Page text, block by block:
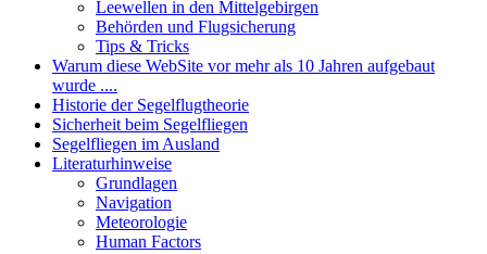
Leewellen in den Mittelgebirgen
Behörden und Flugsicherung
Tips & Tricks
Warum diese WebSite vor mehr als 10 Jahren aufgebaut
wurde ....
Historie der Segelflugtheorie
Sicherheit beim Segelfliegen
Segelfliegen im Ausland
Literaturhinweise
Grundlagen
Navigation
Meteorologie
Human Factors